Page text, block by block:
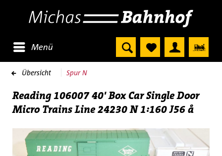
Menü
Übersicht Spur N
Reading 106007 40' Box Car Single Door
Micro Trains Line 24230 N 1:160 J56 å